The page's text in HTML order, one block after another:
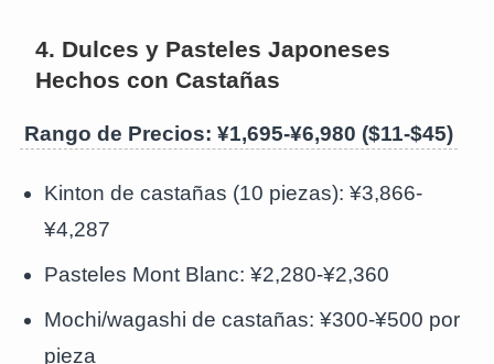
4. Dulces y Pasteles Japoneses
Hechos con Castañas
Rango de Precios: ¥1,695-¥6,980 ($11-$45)
Kinton de castañas (10 piezas): ¥3,866-
¥4,287
Pasteles Mont Blanc: ¥2,280-¥2,360
Mochi/wagashi de castañas: ¥300-¥500 por
pieza